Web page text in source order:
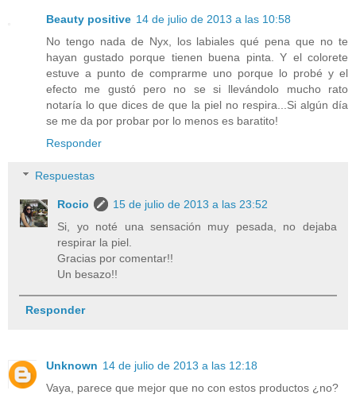
Beauty positive 14 de julio de 2013 a las 10:58
No tengo nada de Nyx, los labiales qué pena que no te
hayan gustado porque tienen buena pinta. Y el colorete
estuve a punto de comprarme uno porque lo probé y el
efecto me gustó pero no se si llevándolo mucho rato
notaría lo que dices de que la piel no respira...Si algún día
se me da por probar por lo menos es baratito!
Responder
Respuestas
Rocio
15 de julio de 2013 a las 23:52
Si, yo noté una sensación muy pesada, no dejaba
respirar la piel.
Gracias por comentar!!
Un besazo!!
Responder
Unknown 14 de julio de 2013 a las 12:18
Vaya, parece que mejor que no con estos productos ¿no?